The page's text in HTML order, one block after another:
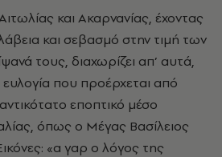
και Ακαρνανίας, έχοντας
και σεβασμό στην τιμή των
τους, διαχωρίζει απ’ αυτά,
που προέρχεται από
εποπτικό μέσο
όπως ο Μέγας Βασίλειος
«α γαρ ο λόγος της